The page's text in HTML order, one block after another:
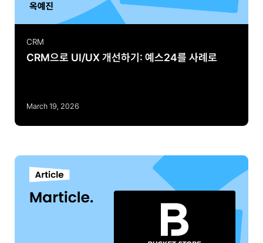
CRM
CRM으로 UI/UX 개선하기: 예스24를 사례로
March 19, 2026